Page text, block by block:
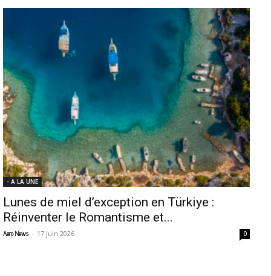
- A LA UNE
Lunes de miel d’exception en Türkiye :
Réinventer le Romantisme et...
Aero News - 17 juin 2026 0